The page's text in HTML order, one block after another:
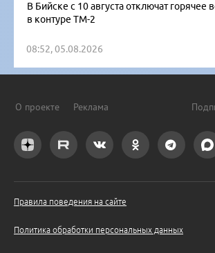
В Бийске с 10 августа отключат горячее
в контуре ТМ-2
08:52, 05.08.2026
О проекте Реклама
Правила поведения на сайте
Политика обработки персональных данных